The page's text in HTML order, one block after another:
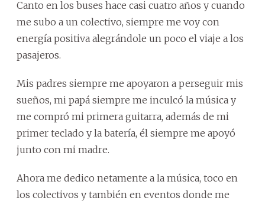
Canto en los buses hace casi cuatro años y cuando
me subo a un colectivo, siempre me voy con
energía positiva alegrándole un poco el viaje a los
pasajeros.
Mis padres siempre me apoyaron a perseguir mis
sueños, mi papá siempre me inculcó la música y
me compró mi primera guitarra, además de mi
primer teclado y la batería, él siempre me apoyó
junto con mi madre.
Ahora me dedico netamente a la música, toco en
los colectivos y también en eventos donde me